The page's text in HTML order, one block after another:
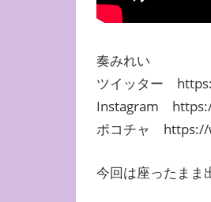
奏みれい
ツイッター
Instagram
ポコチャ https://
今回は座ったまま